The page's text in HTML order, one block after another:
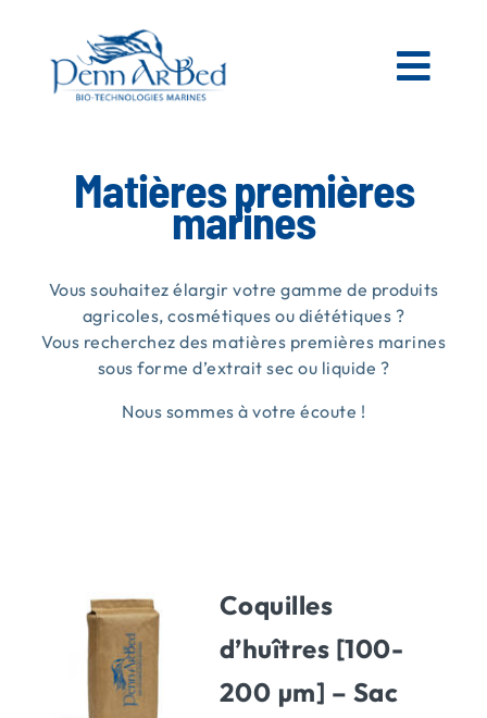
contenu
AGRICOLE
MATIÈRES PREMIÈRES MARINES
CONTACT
Matières premières
marines
Vous souhaitez élargir votre gamme de produits
agricoles, cosmétiques ou diététiques ?
Vous recherchez des matières premières marines
sous forme d’extrait sec ou liquide ?
Nous sommes à votre écoute !
Coquilles
d’huîtres [100-
200 µm] – Sac